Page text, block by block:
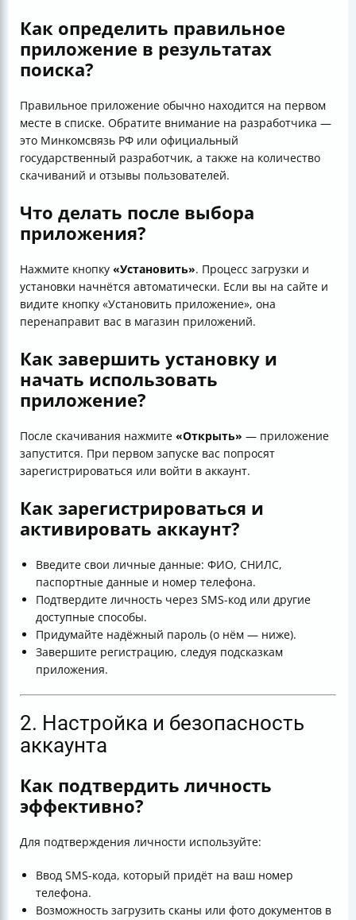
Как определить правильное
приложение в результатах
поиска?
Правильное приложение обычно находится на первом
месте в списке. Обратите внимание на разработчика —
это Минкомсвязь РФ или официальный
государственный разработчик, а также на количество
скачиваний и отзывы пользователей.
Что делать после выбора
приложения?
Нажмите кнопку «Установить». Процесс загрузки и
установки начнётся автоматически. Если вы на сайте и
видите кнопку «Установить приложение», она
перенаправит вас в магазин приложений.
Как завершить установку и
начать использовать
приложение?
После скачивания нажмите «Открыть» — приложение
запустится. При первом запуске вас попросят
зарегистрироваться или войти в аккаунт.
Как зарегистрироваться и
активировать аккаунт?
Введите свои личные данные: ФИО, СНИЛС,
паспортные данные и номер телефона.
Подтвердите личность через SMS-код или другие
доступные способы.
Придумайте надёжный пароль (о нём — ниже).
Завершите регистрацию, следуя подсказкам
приложения.
2. Настройка и безопасность
аккаунта
Как подтвердить личность
эффективно?
Для подтверждения личности используйте:
Ввод SMS-кода, который придёт на ваш номер
телефона.
Возможность загрузить сканы или фото документов в